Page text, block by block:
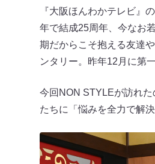
『大阪ほんわかテレビ』
年で結成25周年、今なお
期だからこそ抱える友達
ンタリー。昨年12月に第
今回NON STYLEが訪れ
たちに「悩みを全力で解